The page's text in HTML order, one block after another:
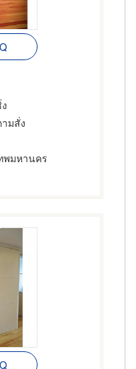
มสั่ง
พมหานคร